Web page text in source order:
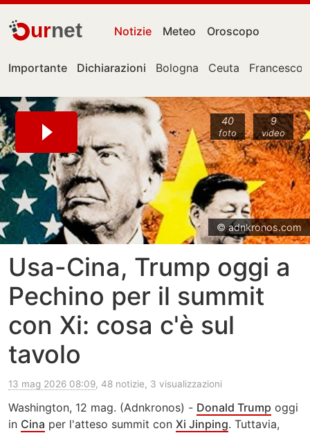
urnet Notizie Meteo Oroscopo
Importante Dichiarazioni Bologna Ceuta Francesco
40
foto
9
video
© adnkronos.com
Usa-Cina, Trump oggi a
Pechino per il summit
con Xi: cosa c'è sul
tavolo
13 mag 2026 08:09, 48 notizie, 3 visualizzazioni
Washington, 12 mag. (Adnkronos) - Donald Trump oggi
in Cina per l'atteso summit con Xi Jinping. Tuttavia,